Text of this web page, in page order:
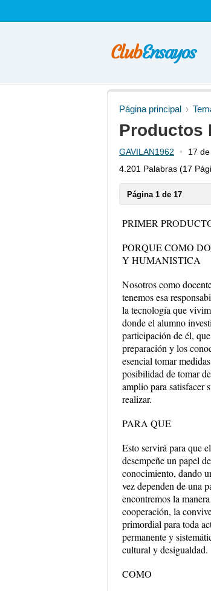
Página principal
Productos
GAVILAN1962
17
4.201 Palabras (17
Página 1 de 17
PRIMER
PORQUE COMO
Y HUMANISTICA
Nosotros como
tenemos esa
la tecnología que
donde el alumno
participación de él,
preparación y los
esencial tomar
posibilidad de tomar
amplio para satisfacer
realizar.
PARA QUE
Esto servirá para que
desempeñe un papel
conocimiento, dando
vez dependen de una
encontremos la
cooperación, la
primordial para toda
permanente y
cultural y desigualdad.
COMO